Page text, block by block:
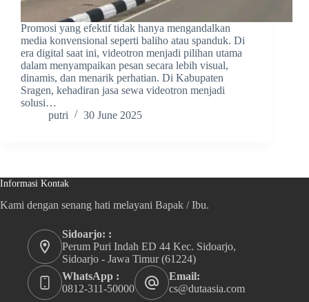
Promosi yang efektif tidak hanya mengandalkan
media konvensional seperti baliho atau spanduk. Di
era digital saat ini, videotron menjadi pilihan utama
dalam menyampaikan pesan secara lebih visual,
dinamis, dan menarik perhatian. Di Kabupaten
Sragen, kehadiran jasa sewa videotron menjadi
solusi…
putri
30 June 2025
Informasi Kontak
Kami dengan senang hati melayani Bapak / Ibu.
Sidoarjo: :
Perum Puri Indah ED 44 Kec. Sidoarjo,
Sidoarjo - Jawa Timur (61224)
WhatsApp :
0812-311-50000
Email:
cs@dutaasia.com